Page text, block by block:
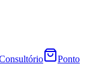
Ponto